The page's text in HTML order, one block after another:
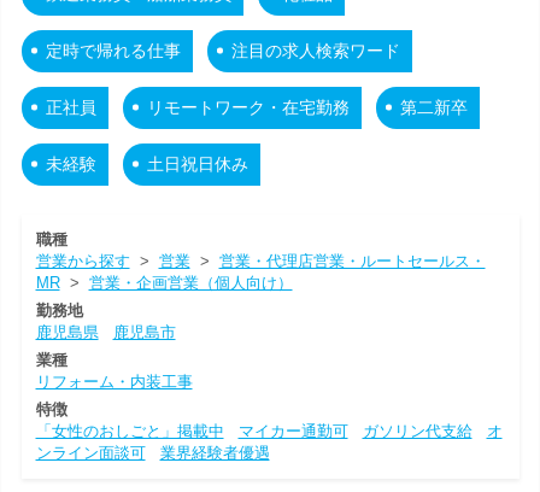
定時で帰れる仕事 注目の求人検索ワード
正社員 リモートワーク・在宅勤務 第二新卒
未経験 土日祝日休み
職種
営業から探す > 営業> 営業・代理店営業・ルートセールス・
MR> 営業・企画営業（個人向け）
勤務地
鹿児島県
鹿児島市
業種
リフォーム・内装工事
特徴
「女性のおしごと」掲載中
マイカー通勤可 ガソリン代支給
オ
ンライン面談可
業界経験者優遇